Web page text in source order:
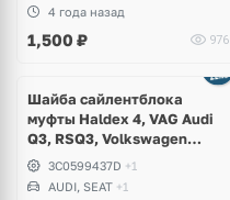
4 года назад
1,500 ₽ 976
Шайба сайлентблока
муфты Haldex 4, VAG Audi
Q3, RSQ3, Volkswagen
Tiguan, Passat B6, B7, CC,
Sharan, Seat Alhambra
3C0599437D +1
AUDI, SEAT +1